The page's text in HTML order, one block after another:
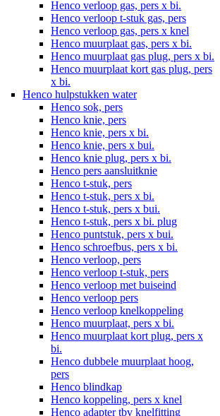
Henco verloop gas, pers x bi.
Henco verloop t-stuk gas, pers
Henco verloop gas, pers x knel
Henco muurplaat gas, pers x bi.
Henco muurplaat gas plug, pers x bi.
Henco muurplaat kort gas plug, pers
x bi.
Henco hulpstukken water
Henco sok, pers
Henco knie, pers
Henco knie, pers x bi.
Henco knie, pers x bui.
Henco knie plug, pers x bi.
Henco pers aansluitknie
Henco t-stuk, pers
Henco t-stuk, pers x bi.
Henco t-stuk, pers x bui.
Henco t-stuk, pers x bi. plug
Henco puntstuk, pers x bui.
Henco schroefbus, pers x bi.
Henco verloop, pers
Henco verloop t-stuk, pers
Henco verloop met buiseind
Henco verloop pers
Henco verloop knelkoppeling
Henco muurplaat, pers x bi.
Henco muurplaat kort plug, pers x
bi.
Henco dubbele muurplaat hoog,
pers
Henco blindkap
Henco koppeling, pers x knel
Henco adapter tbv knelfitting